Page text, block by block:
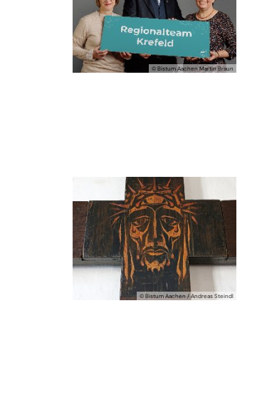
© Bistum Aachen Martin Braun
© Bistum Aachen / Andreas Steindl